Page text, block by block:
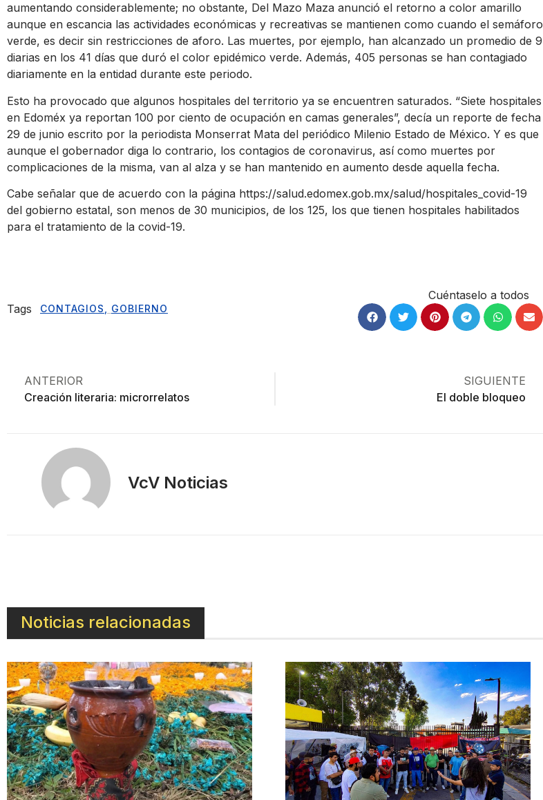
aumentando considerablemente; no obstante, Del Mazo Maza anunció el retorno a color amarillo
aunque en escancia las actividades económicas y recreativas se mantienen como cuando el semáforo
verde, es decir sin restricciones de aforo. Las muertes, por ejemplo, han alcanzado un promedio de 9
diarias en los 41 días que duró el color epidémico verde. Además, 405 personas se han contagiado
diariamente en la entidad durante este periodo.
Esto ha provocado que algunos hospitales del territorio ya se encuentren saturados. “Siete hospitales
en Edoméx ya reportan 100 por ciento de ocupación en camas generales”, decía un reporte de fecha
29 de junio escrito por la periodista Monserrat Mata del periódico Milenio Estado de México. Y es que
aunque el gobernador diga lo contrario, los contagios de coronavirus, así como muertes por
complicaciones de la misma, van al alza y se han mantenido en aumento desde aquella fecha.
Cabe señalar que de acuerdo con la página https://salud.edomex.gob.mx/salud/hospitales_covid-19
del gobierno estatal, son menos de 30 municipios, de los 125, los que tienen hospitales habilitados
para el tratamiento de la covid-19.
Tags CONTAGIOS GOBIERNO
Cuéntaselo a todos
ANTERIOR
Creación literaria: microrrelatos
SIGUIENTE
El doble bloqueo
VcV Noticias
Noticias relacionadas